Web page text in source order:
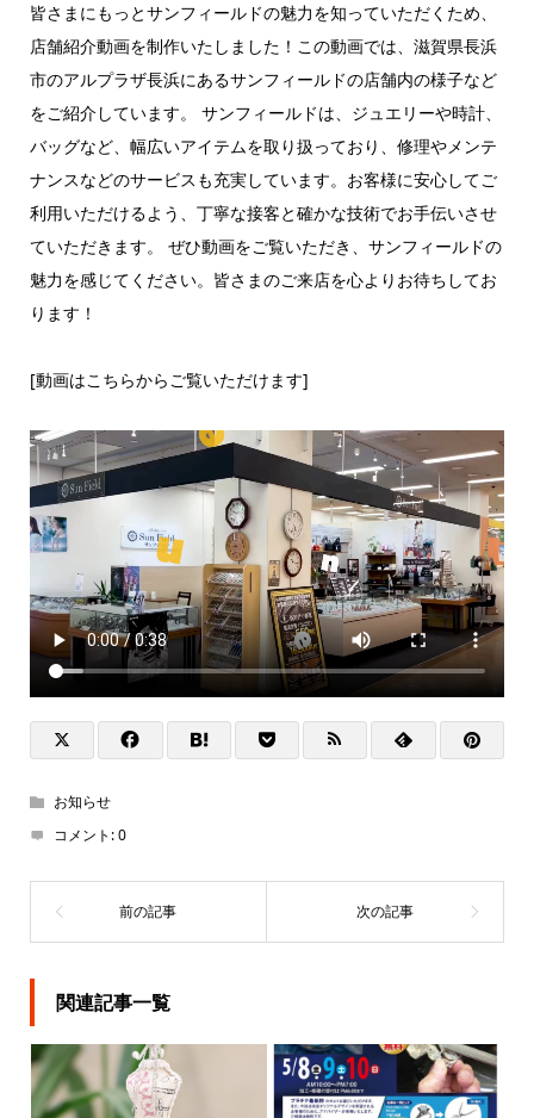
皆さまにもっとサンフィールドの魅力を知っていただくため、
店舗紹介動画を制作いたしました！この動画では、滋賀県長浜
市のアルプラザ長浜にあるサンフィールドの店舗内の様子など
をご紹介しています。 サンフィールドは、ジュエリーや時計、
バッグなど、幅広いアイテムを取り扱っており、修理やメンテ
ナンスなどのサービスも充実しています。お客様に安心してご
利用いただけるよう、丁寧な接客と確かな技術でお手伝いさせ
ていただきます。 ぜひ動画をご覧いただき、サンフィールドの
魅力を感じてください。皆さまのご来店を心よりお待ちしてお
ります！
[動画はこちらからご覧いただけます]
お知らせ
コメント:0
関連記事一覧